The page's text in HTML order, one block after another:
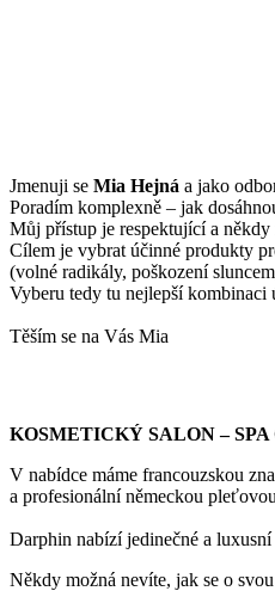
Jmenuji se Mia Hejná a jako
Poradím komplexně – jak
Můj přístup je respektující a někdy
Cílem je vybrat účinné produkty
(volné radikály, poškození
Vyberu tedy tu nejlepší kombinaci
Těším se na Vás Mia
KOSMETICKÝ SALON –
V nabídce máme francouzskou
a profesionální německou
Darphin nabízí jedinečné a
Někdy možná nevíte, jak se o